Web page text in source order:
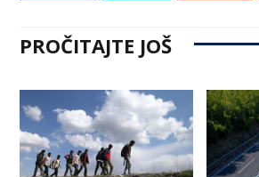
PROČITAJTE JOŠ